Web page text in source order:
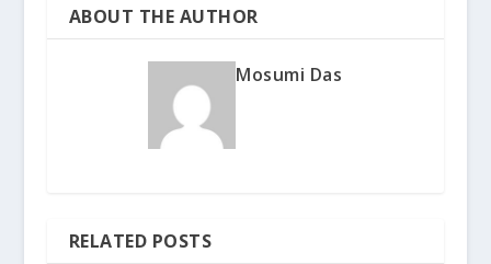
ABOUT THE AUTHOR
Mosumi Das
RELATED POSTS